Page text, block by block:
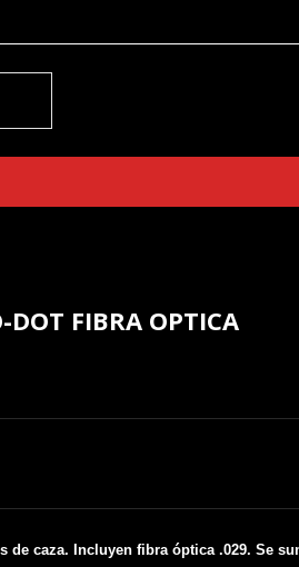
DOT FIBRA OPTICA
de caza. Incluyen fibra óptica .029. Se